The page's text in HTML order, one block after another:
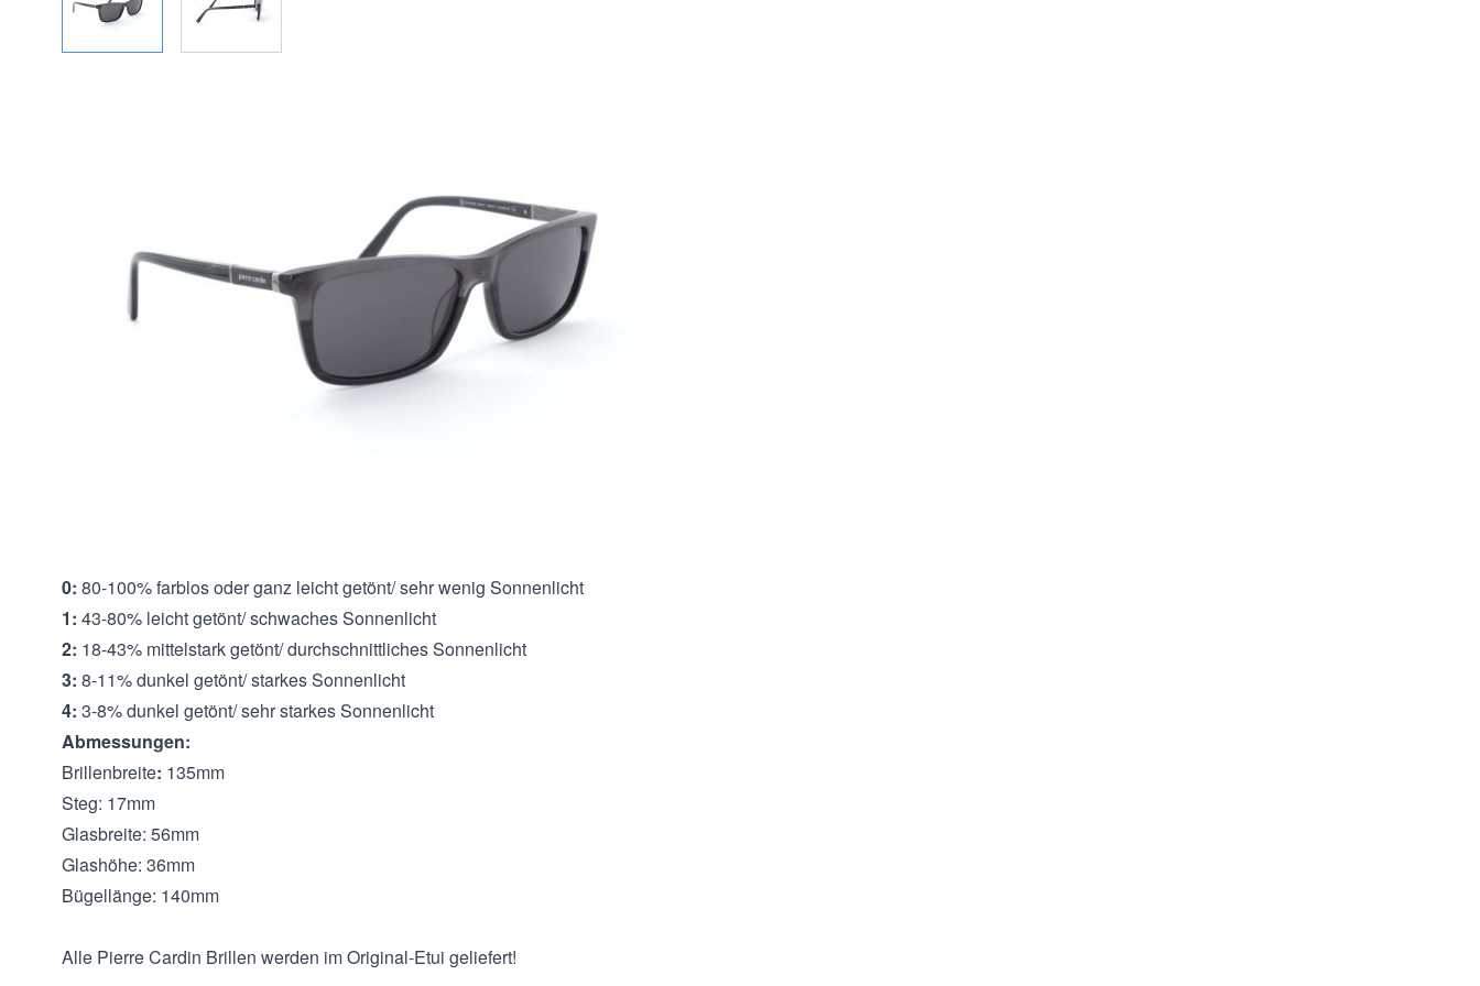
Kollektion 2015
PC 6170/S
Geschlecht:
807 9C Wood Black Grey/ Grey
0: 80-100% farblos oder ganz leicht getönt/ sehr wenig Sonnenlicht
1: 43-80% leicht getönt/ schwaches Sonnenlicht
2: 18-43% mittelstark getönt/ durchschnittliches Sonnenlicht
3: 8-11% dunkel getönt/ starkes Sonnenlicht
4: 3-8% dunkel getönt/ sehr starkes Sonnenlicht
Abmessungen:
Brillenbreite: 135mm
Steg: 17mm
Glasbreite: 56mm
Glashöhe: 36mm
Bügellänge: 140mm
Alle Pierre Cardin Brillen werden im Original-Etui geliefert!